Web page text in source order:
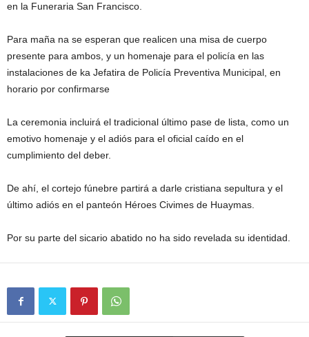
en la Funeraria San Francisco.
Para maña na se esperan que realicen una misa de cuerpo
presente para ambos, y un homenaje para el policía en las
instalaciones de ka Jefatira de Policía Preventiva Municipal, en
horario por confirmarse
La ceremonia incluirá el tradicional último pase de lista, como un
emotivo homenaje y el adiós para el oficial caído en el
cumplimiento del deber.
De ahí, el cortejo fúnebre partirá a darle cristiana sepultura y el
último adiós en el panteón Héroes Civimes de Huaymas.
Por su parte del sicario abatido no ha sido revelada su identidad.